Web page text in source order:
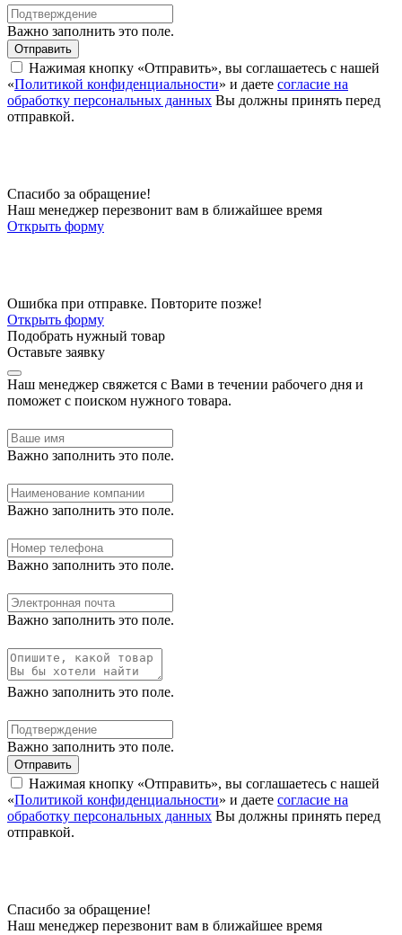
Важно заполнить это поле.
Отправить
Нажимая кнопку «Отправить», вы соглашаетесь с нашей
«Политикой конфиденциальности» и даете согласие на
обработку персональных данных Вы должны принять перед
отправкой.
Спасибо за обращение!
Наш менеджер перезвонит вам в ближайшее время
Открыть форму
Ошибка при отправке. Повторите позже!
Открыть форму
Подобрать нужный товар
Оставьте заявку
Наш менеджер свяжется с Вами в течении рабочего дня и
поможет с поиском нужного товара.
Важно заполнить это поле.
Важно заполнить это поле.
Важно заполнить это поле.
Важно заполнить это поле.
Важно заполнить это поле.
Важно заполнить это поле.
Отправить
Нажимая кнопку «Отправить», вы соглашаетесь с нашей
«Политикой конфиденциальности» и даете согласие на
обработку персональных данных Вы должны принять перед
отправкой.
Спасибо за обращение!
Наш менеджер перезвонит вам в ближайшее время